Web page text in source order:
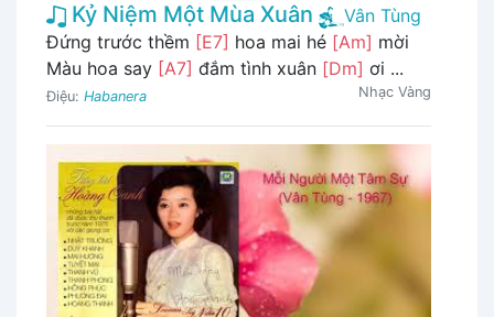
Kỷ Niệm Một Mùa Xuân
Vân Tùng
Đứng trước thềm [E7] hoa mai hé [Am] mời
Màu hoa say [A7] đắm tình xuân [Dm] ơi ...
Điệu: Habanera Nhạc Vàng